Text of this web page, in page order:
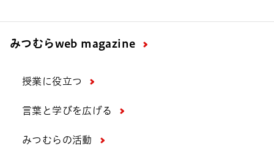
みつむらweb magazine
授業に役立つ
言葉と学びを広げる
みつむらの活動